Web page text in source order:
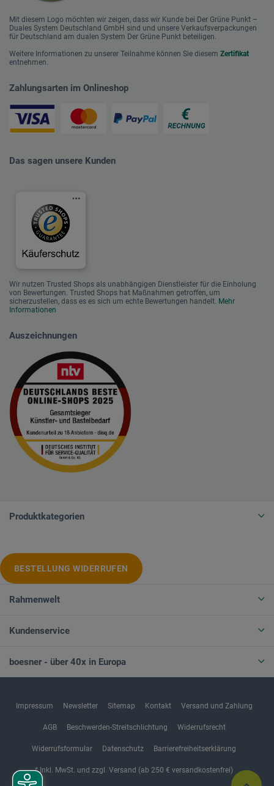
Mit diesem Logo möchten wir zeigen, dass wir Kunde bei Der Grüne Punkt –
Duales System Deutschland GmbH sind und unsere Verkaufsverpackungen
für Deutschland am dualen System Der Grüne Punkt beteiligen.
Weitere Informationen zu unserer Teilnahme können Sie diesem Zertifikat
entnehmen.
Zahlungsarten im Onlineshop
Das sagen unsere Kunden
Wir nutzen Trusted Shops als unabhängigen Dienstleister für die Einholung
von Bewertungen. Trusted Shops hat Maßnahmen getroffen, um
sicherzustellen, dass es es sich um echte Bewertungen handelt. Mehr
Informationen
Auszeichnungen
Produktkategorien
BESTELLUNG WIDERRUFEN
Rahmenwelt
Kundenservice
boesner - über 40x in Europa
Impressum Newsletter Sitemap Kontakt Versand und Zahlung
AGB Beschwerden-Streitschlichtung Widerrufsrecht
Widerrufsformular Datenschutz Barrierefreiheitserklärung
* Inkl. MwSt. und zzgl. Versand (ab 250 € versandkostenfrei)